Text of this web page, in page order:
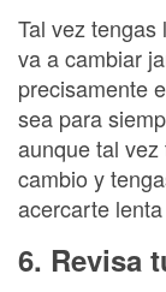
Tal vez
va a cambiar
precisamente
sea para
aunque tal
cambio y
acercarte
6. Revisa